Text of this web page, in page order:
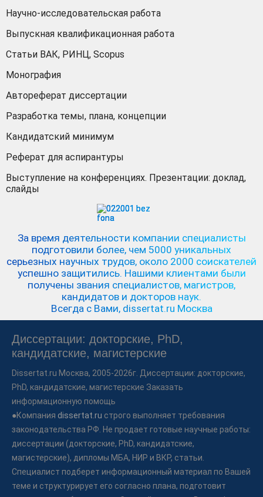
Научно-исследовательская работа
Выпускная квалификационная работа
Статьи ВАК, РИНЦ, Scopus
Монография
Автореферат диссертации
Разработка темы, плана, концепции
Кандидатский минимум
Реферат для аспирантуры
Выступление на конференциях. Презентации: доклад,
слайды
За время деятельности компании специалисты
подготовили более, чем 5000 уникальных
серьезных научных трудов, около 2000 соискателей
успешно защитились. Нашими клиентами были
получены звания специалистов, магистров,
кандидатов и докторов наук.
Всегда с Вами, dissertat.ru Москва
Диссертации: докторские, PhD,
кандидатские, магистерские
Dissertat.ru Москва, 2005-2026г. Диссертации: докторские,
PhD, кандидатские, магистерские Заказать
информационную помощь
●Компания dissertat.ru строго выполняет требования
законодательства РФ. Не продает готовые научные работы:
диссертации (докторские, PhD, кандидатские,
магистерские), дипломы МБА, НИР и ВКР, статьи.
Специалист подберет информационный материал по Вашей
теме и структурирует его согласно плана, подготовит